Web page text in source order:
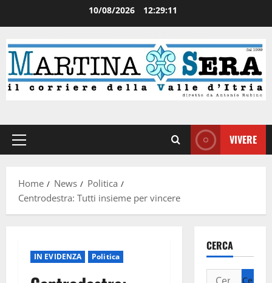
10/08/2026 12:29:11
VIVERE
Home News
Politica
Centrodestra: Tutti insieme per vincere
IN EVIDENZA Politica
CERCA